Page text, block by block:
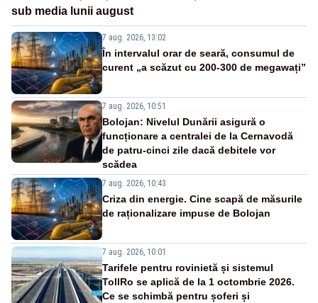
sub media lunii august
7 aug. 2026, 13:02
În intervalul orar de seară, consumul de
curent „a scăzut cu 200-300 de megawați”
7 aug. 2026, 10:51
Bolojan: Nivelul Dunării asigură o
funcționare a centralei de la Cernavodă
de patru-cinci zile dacă debitele vor
scădea
7 aug. 2026, 10:43
Criza din energie. Cine scapă de măsurile
de raționalizare impuse de Bolojan
7 aug. 2026, 10:01
Tarifele pentru rovinietă și sistemul
TollRo se aplică de la 1 octombrie 2026.
Ce se schimbă pentru șoferi și